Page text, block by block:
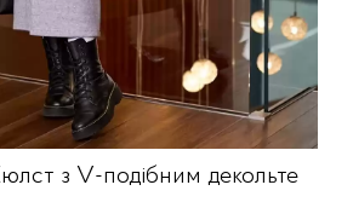
з V-подібним декольте